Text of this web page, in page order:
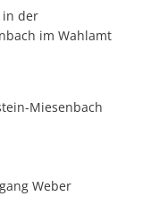
in der
im Wahlamt
Miesenbach
Weber